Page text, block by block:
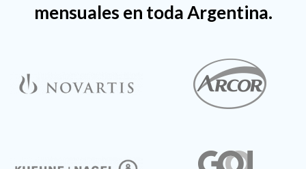
mensuales en toda Argentina.